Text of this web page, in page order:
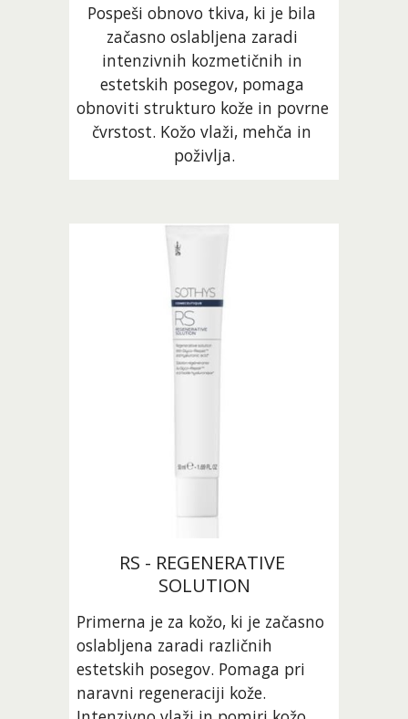
Pospeši obnovo tkiva, ki je bila
začasno oslabljena zaradi
intenzivnih kozmetičnih in
estetskih posegov, pomaga
obnoviti strukturo kože in povrne
čvrstost. Kožo vlaži, mehča in
poživlja.
RS - REGENERATIVE
SOLUTION
Primerna je za kožo, ki je začasno
oslabljena zaradi različnih
estetskih posegov. Pomaga pri
naravni regeneraciji kože.